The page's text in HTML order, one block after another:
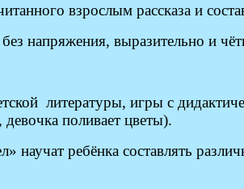
взрослым рассказа и
напряжения, выразительно и
литературы, игры с
поливает цветы).
ребёнка составлять